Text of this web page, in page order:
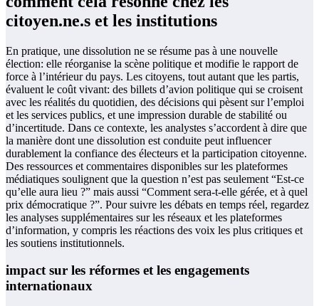
citoyen.ne.s et les institutions
En pratique, une dissolution ne se résume pas à une nouvelle
élection: elle réorganise la scène politique et modifie le rapport de
force à l’intérieur du pays. Les citoyens, tout autant que les partis,
évaluent le coût vivant: des billets d’avion politique qui se croisent
avec les réalités du quotidien, des décisions qui pèsent sur l’emploi
et les services publics, et une impression durable de stabilité ou
d’incertitude. Dans ce contexte, les analystes s’accordent à dire que
la manière dont une dissolution est conduite peut influencer
durablement la confiance des électeurs et la participation citoyenne.
Des ressources et commentaires disponibles sur les plateformes
médiatiques soulignent que la question n’est pas seulement “Est-ce
qu’elle aura lieu ?” mais aussi “Comment sera-t-elle gérée, et à quel
prix démocratique ?”. Pour suivre les débats en temps réel, regardez
les analyses supplémentaires sur les réseaux et les plateformes
d’information, y compris les réactions des voix les plus critiques et
les soutiens institutionnels.
impact sur les réformes et les engagements
internationaux